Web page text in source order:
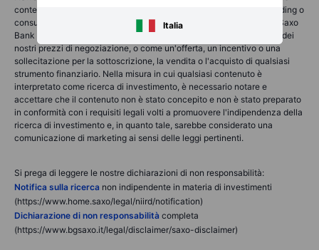
Italia
contenente) consulenza finanziaria, di investimento, fiscale o di trading o
consulenza di qualsiasi tipo offerta, raccomandata o approvata da Saxo
Bank Group e non deve essere interpretata come una registrazione dei
nostri prezzi di negoziazione, o come un'offerta, un incentivo o una
sollecitazione per la sottoscrizione, la vendita o l'acquisto di qualsiasi
strumento finanziario. Nella misura in cui qualsiasi contenuto è
interpretato come ricerca di investimento, è necessario notare e
accettare che il contenuto non è stato concepito e non è stato preparato
in conformità con i requisiti legali volti a promuovere l'indipendenza della
ricerca di investimento e, in quanto tale, sarebbe considerato una
comunicazione di marketing ai sensi delle leggi pertinenti.
Si prega di leggere le nostre dichiarazioni di non responsabilità:
Notifica sulla ricerca non indipendente in materia di investimenti
(https://www.home.saxo/legal/niird/notification)
Dichiarazione di non responsabilità completa
(https://www.bgsaxo.it/legal/disclaimer/saxo-disclaimer)